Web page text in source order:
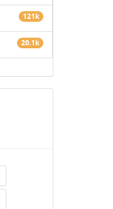
121k
20.1k